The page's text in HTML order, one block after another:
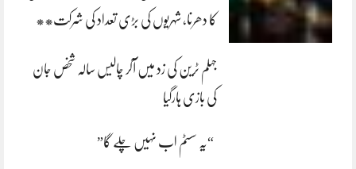
کا دھرنا، شہریوں کی بڑی تعداد کی شرکت**
جہلم ٹرین کی زد میں آکر چالیس سالہ شخص جان
کی بازی ہارگیا
“یہ سسٹم اب نہیں چلے گا”